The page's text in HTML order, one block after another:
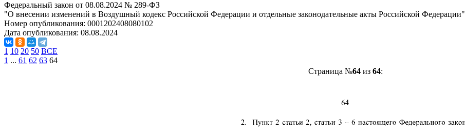
Федеральный закон от 08.08.2024 № 289-ФЗ
"О внесении изменений в Воздушный кодекс Российской Федерации и отдельные законодательные акты Российской Федерации"
Номер опубликования: 0001202408080102
Дата опубликования: 08.08.2024
1 10 20 50 ВСЕ
1 ... 61 62 63 64
Страница №64из 64: